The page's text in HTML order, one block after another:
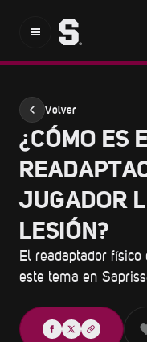
Volver
¿CÓMO ES
JUGADOR
LESIÓN?
El readaptador
este tema en
Compartir